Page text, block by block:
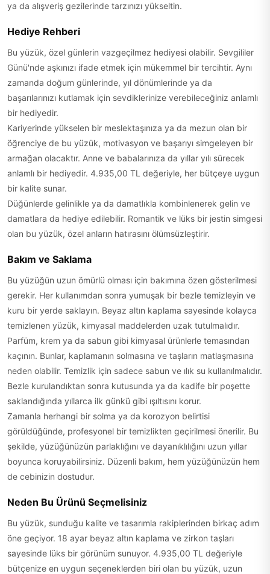
ya da alışveriş gezilerinde tarzınızı yükseltin.
Hediye Rehberi
Bu yüzük, özel günlerin vazgeçilmez hediyesi olabilir. Sevgililer
Günü'nde aşkınızı ifade etmek için mükemmel bir tercihtir. Aynı
zamanda doğum günlerinde, yıl dönümlerinde ya da
başarılarınızı kutlamak için sevdiklerinize verebileceğiniz anlamlı
bir hediyedir.
Kariyerinde yükselen bir meslektaşınıza ya da mezun olan bir
öğrenciye de bu yüzük, motivasyon ve başarıyı simgeleyen bir
armağan olacaktır. Anne ve babalarınıza da yıllar yılı sürecek
anlamlı bir hediyedir. 4.935,00 TL değeriyle, her bütçeye uygun
bir kalite sunar.
Düğünlerde gelinlikle ya da damatlıkla kombinlenerek gelin ve
damatlara da hediye edilebilir. Romantik ve lüks bir jestin simgesi
olan bu yüzük, özel anların hatırasını ölümsüzleştirir.
Bakım ve Saklama
Bu yüzüğün uzun ömürlü olması için bakımına özen gösterilmesi
gerekir. Her kullanımdan sonra yumuşak bir bezle temizleyin ve
kuru bir yerde saklayın. Beyaz altın kaplama sayesinde kolayca
temizlenen yüzük, kimyasal maddelerden uzak tutulmalıdır.
Parfüm, krem ya da sabun gibi kimyasal ürünlerle temasından
kaçının. Bunlar, kaplamanın solmasına ve taşların matlaşmasına
neden olabilir. Temizlik için sadece sabun ve ılık su kullanılmalıdır.
Bezle kurulandıktan sonra kutusunda ya da kadife bir poşette
saklandığında yıllarca ilk günkü gibi ışıltısını korur.
Zamanla herhangi bir solma ya da korozyon belirtisi
görüldüğünde, profesyonel bir temizlikten geçirilmesi önerilir. Bu
şekilde, yüzüğünüzün parlaklığını ve dayanıklılığını uzun yıllar
boyunca koruyabilirsiniz. Düzenli bakım, hem yüzüğünüzün hem
de cebinizin dostudur.
Neden Bu Ürünü Seçmelisiniz
Bu yüzük, sunduğu kalite ve tasarımla rakiplerinden birkaç adım
öne geçiyor. 18 ayar beyaz altın kaplama ve zirkon taşları
sayesinde lüks bir görünüm sunuyor. 4.935,00 TL değeriyle
bütçenize en uygun seçeneklerden biri olan bu yüzük, uzun